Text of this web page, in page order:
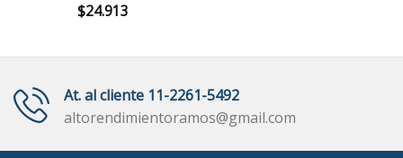
$24.913
At. al cliente 11-2261-5492
altorendimientoramos@gmail.com